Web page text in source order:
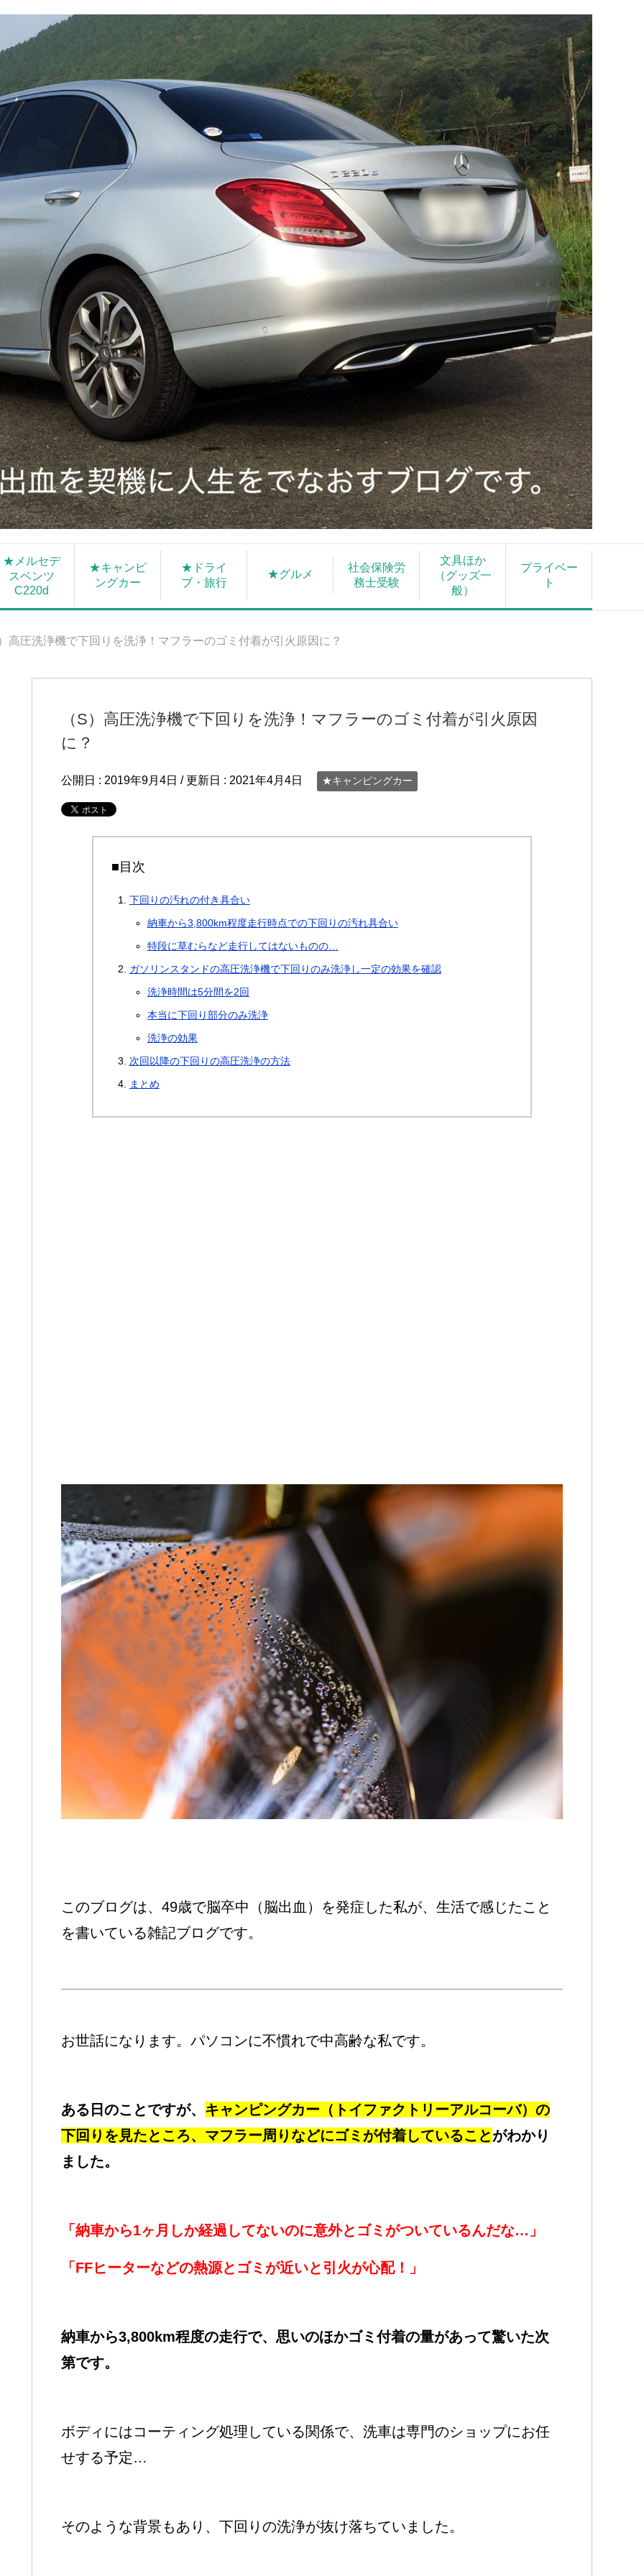
★メルセデ
スベンツ
C220d
★キャンピ
ングカー
★ドライ
ブ・旅行
★グルメ
社会保険労
務士受験
文具ほか
（グッズ一
般）
プライベー
ト
）高圧洗浄機で下回りを洗浄！マフラーのゴミ付着が引火原因に？
（S）高圧洗浄機で下回りを洗浄！マフラーのゴミ付着が引火原因
に？
公開日 : 2019年9月4日 / 更新日 : 2021年4月4日 ★キャンピングカー
■目次
下回りの汚れの付き具合い
納車から3,800km程度走行時点での下回りの汚れ具合い
特段に草むらなど走行してはないものの…
ガソリンスタンドの高圧洗浄機で下回りのみ洗浄し一定の効果を確認
洗浄時間は5分間を2回
本当に下回り部分のみ洗浄
洗浄の効果
次回以降の下回りの高圧洗浄の方法
まとめ
このブログは、49歳で脳卒中（脳出血）を発症した私が、生活で感じたこと
を書いている雑記ブログです。
お世話になります。パソコンに不慣れで中高齢な私です。
ある日のことですが、 キャンピングカー（トイファクトリーアルコーバ）の
下回りを見たところ、マフラー周りなどにゴミが付着していることがわかり
ました。
「納車から1ヶ月しか経過してないのに意外とゴミがついているんだな…」
「FFヒーターなどの熱源とゴミが近いと引火が心配！」
納車から3,800km程度の走行で、思いのほかゴミ付着の量があって驚いた次
第です。
ボディにはコーティング処理している関係で、洗車は専門のショップにお任
せする予定…
そのような背景もあり、下回りの洗浄が抜け落ちていました。